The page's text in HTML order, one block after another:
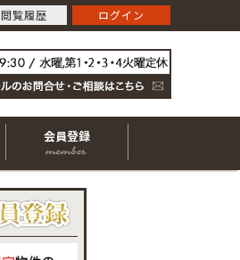
会員登録
閲覧履歴 ログイン